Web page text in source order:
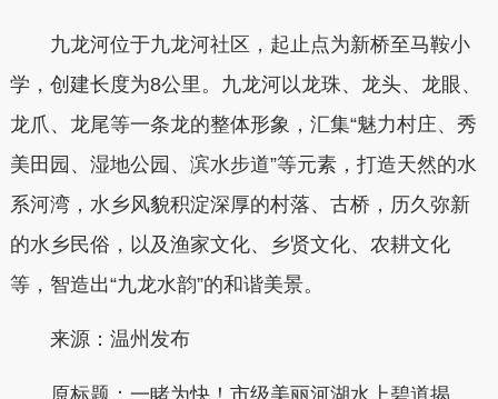
九龙河位于九龙河社区，起止点为新桥至马鞍小
学，创建长度为8公里。九龙河以龙珠、龙头、龙眼、
龙爪、龙尾等一条龙的整体形象，汇集“魅力村庄、秀
美田园、湿地公园、滨水步道”等元素，打造天然的水
系河湾，水乡风貌积淀深厚的村落、古桥，历久弥新
的水乡民俗，以及渔家文化、乡贤文化、农耕文化
等，智造出“九龙水韵”的和谐美景。
来源：温州发布
原标题： 一睹为快！市级美丽河湖水上碧道揭